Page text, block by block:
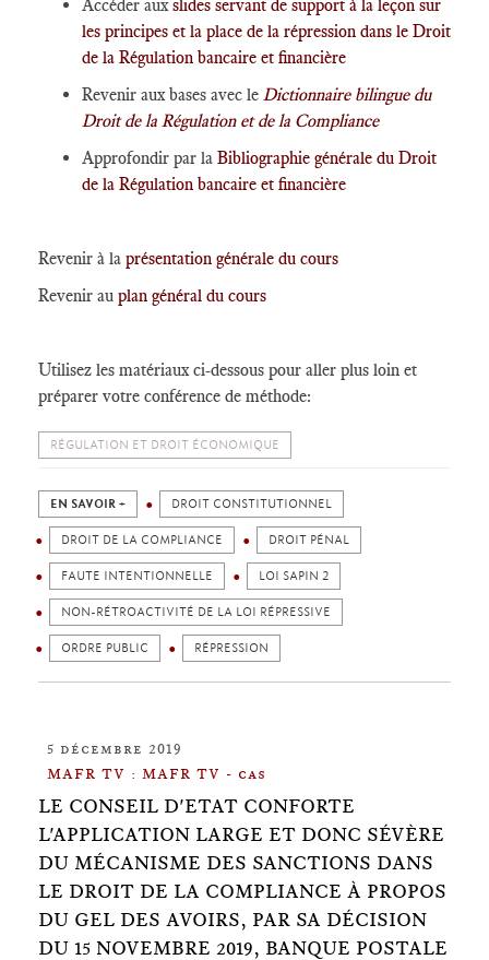
Accéder auxslides servant de support à la leçon sur
les principes et la place de la répression dans le Droit
de la Régulation bancaire et financière
Revenir aux bases avec le Dictionnaire bilingue du
Droit de la Régulation et de la Compliance
Approfondir par la Bibliographie générale du Droit
de la Régulation bancaire et financière
Revenir à la présentation générale du cours
Revenir au plan général du cours
Utilisez les matériaux ci-dessous pour aller plus loin et
préparer votre conférence de méthode:
RÉGULATION ET DROIT ÉCONOMIQUE
EN SAVOIR + DROIT CONSTITUTIONNEL
DROIT DE LA COMPLIANCE DROIT PÉNAL
FAUTE INTENTIONNELLE LOI SAPIN 2
NON-RÉTROACTIVITÉ DE LA LOI RÉPRESSIVE
ORDRE PUBLIC RÉPRESSION
5 décembre 2019
MAFR TV : MAFR TV - cas
LE CONSEIL D'ETAT CONFORTE
L'APPLICATION LARGE ET DONC SÉVÈRE
DU MÉCANISME DES SANCTIONS DANS
LE DROIT DE LA COMPLIANCE À PROPOS
DU GEL DES AVOIRS, PAR SA DÉCISION
DU 15 NOVEMBRE 2019, BANQUE POSTALE